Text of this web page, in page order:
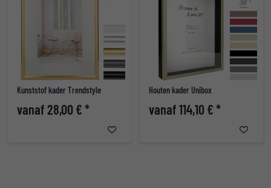
Kunststof kader Trendstyle
vanaf 28,00 € *
Houten kader Unibox
vanaf 114,10 € *